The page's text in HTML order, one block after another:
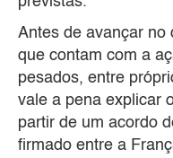
Antes de avançar no
que contam com a
pesados, entre
vale a pena explicar
partir de um acordo
firmado entre a